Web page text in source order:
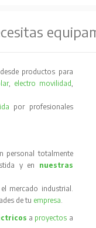
productos para
, electro movilidad,
por profesionales
personal totalmente
y en nuestras
mercado industrial.
de tu empresa.
a proyectos a